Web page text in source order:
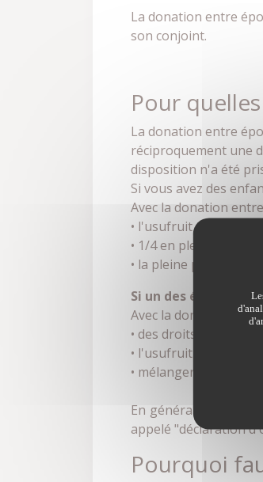
La donation entre
son conjoint.
Pour
La donation entre
réciproquement une
disposition n'a été
Si vous avez des
Avec la donation
• l'usufruit de la
• 1/4 en pleine
• la pleine propriété
Si un des époux a
Avec la donation
• des droits plus
• l'usufruit sur la
• mélanger pleine
En général, c'est au
appelé "déclaration
Pourquoi